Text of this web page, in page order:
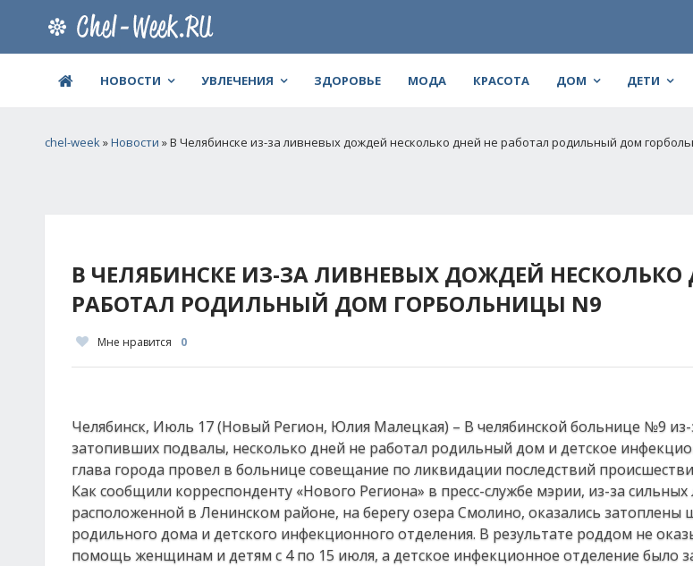
НОВОСТИ УВЛЕЧЕНИЯ ЗДОРОВЬЕ МОДА КРАСОТА ДОМ ДЕТИ
chel-week»Новости » В Челябинске из-за ливневых дождей несколько дней не работал родильный дом
В ЧЕЛЯБИНСКЕ ИЗ-ЗА ЛИВНЕВЫХ ДОЖДЕЙ НЕСКОЛЬКО
РАБОТАЛ РОДИЛЬНЫЙ ДОМ ГОРБОЛЬНИЦЫ N9
Мне нравится 0
Челябинск, Июль 17 (Новый Регион, Юлия Малецкая) – В челябинской больнице №9
затопивших подвалы, несколько дней не работал родильный дом и детское
глава города провел в больнице совещание по ликвидации последствий
Как сообщили корреспонденту «Нового Региона» в пресс-службе мэрии, из-за
расположенной в Ленинском районе, на берегу озера Смолино, оказались
родильного дома и детского инфекционного отделения. В результате роддом не
помощь женщинам и детям с 4 по 15 июля, а детское инфекционное отделение было